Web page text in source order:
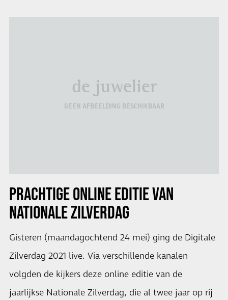
de juwelier
GEEN AFBEELDING BESCHIKBAAR
PRACHTIGE ONLINE EDITIE VAN
NATIONALE ZILVERDAG
Gisteren (maandagochtend 24 mei) ging de Digitale
Zilverdag 2021 live. Via verschillende kanalen
volgden de kijkers deze online editie van de
jaarlijkse Nationale Zilverdag, die al twee jaar op rij